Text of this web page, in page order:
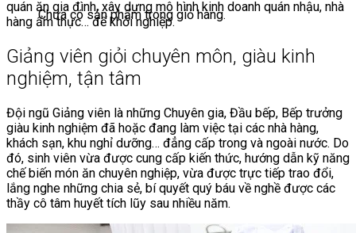
Chưa có sản phẩm trong giỏ hàng.
quán ăn gia đình, xây dựng mô hình kinh doanh quán nhậu, nhà
hàng ẩm thực… để khởi nghiệp.
Giảng viên giỏi chuyên môn, giàu kinh
nghiệm, tận tâm
Đội ngũ Giảng viên là những Chuyên gia, Đầu bếp, Bếp trưởng
giàu kinh nghiệm đã hoặc đang làm việc tại các nhà hàng,
khách sạn, khu nghỉ dưỡng… đẳng cấp trong và ngoài nước. Do
đó, sinh viên vừa được cung cấp kiến thức, hướng dẫn kỹ năng
chế biến món ăn chuyên nghiệp, vừa được trực tiếp trao đổi,
lắng nghe những chia sẻ, bí quyết quý báu về nghề được các
thầy cô tâm huyết tích lũy sau nhiều năm.